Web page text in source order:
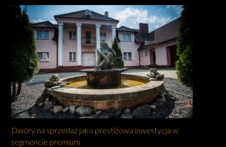
Dwory na sprzedaż jako prestiżowa inwestycja w
segmencie premium